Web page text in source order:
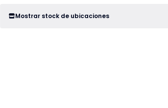
Mostrar stock de ubicaciones